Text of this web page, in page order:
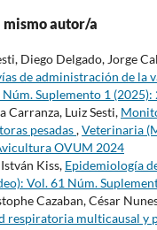
autor/a
Diego Delgado, Jorge
de administración de la
Suplemento 1
Carranza, Luiz Sesti,
pesadas,Veterinaria
OVUM 2024
Kiss, Epidemiología
Vol. 61 Núm.
Cazaban, César
respiratoria multicausal y